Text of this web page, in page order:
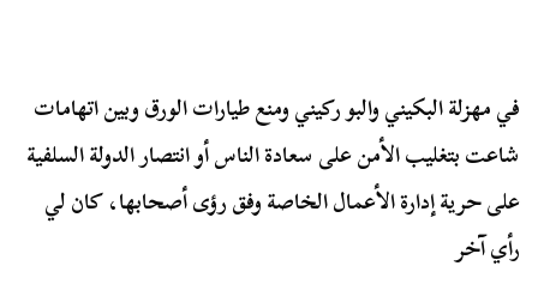
في مهزلة البكيني والبو ركيني ومنع طيارات الورق وبين اتهامات
شاعت بتغليب الأمن على سعادة الناس أو انتصار الدولة السلفية
على حرية إدارة الأعمال الخاصة وفق رؤى أصحابها، كان لي
رأي آخر